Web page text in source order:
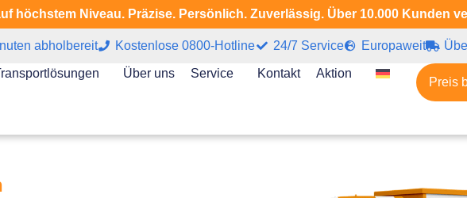
höchstem Niveau. Präzise. Persönlich. Zuverlässig. Über 10.000 Kunden
abholbereit Kostenlose 0800-Hotline 24/7 Service Europaweit
Über uns Service Kontakt Aktion
Preis